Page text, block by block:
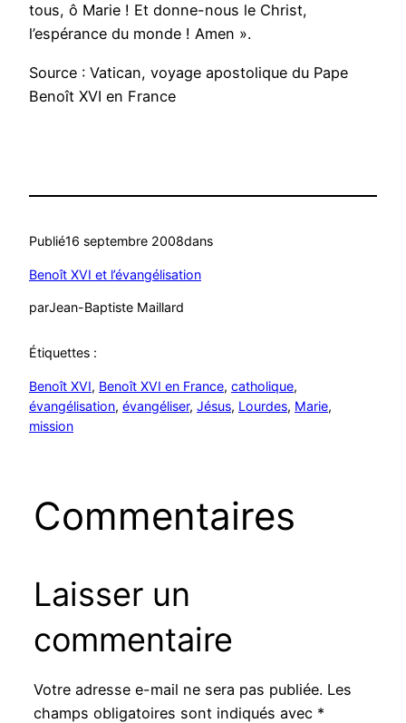
tous, ô Marie ! Et donne-nous le Christ,
l’espérance du monde ! Amen ».
Source : Vatican, voyage apostolique du Pape
Benoît XVI en France
Publié16 septembre 2008dans
Benoît XVI et l’évangélisation
parJean-Baptiste Maillard
Étiquettes :
Benoît XVI, Benoît XVI en France, catholique
évangélisation, évangéliser, Jésus, Lourdes, Marie
mission
Commentaires
Laisser un
commentaire
Votre adresse e-mail ne sera pas publiée. Les
champs obligatoires sont indiqués avec *